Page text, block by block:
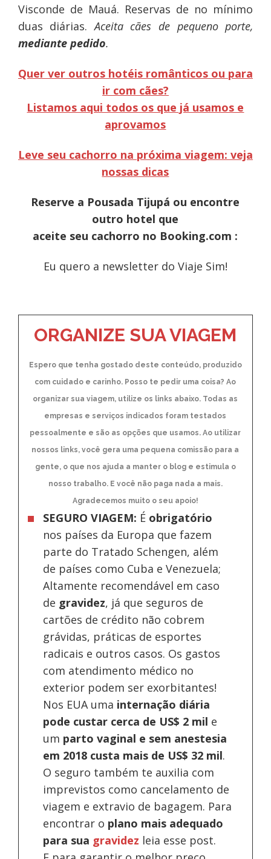
Visconde de Mauá. Reservas de no mínimo
duas diárias.Aceita cães de pequeno porte,
mediante pedido.
Quer ver outros hotéis românticos ou para
ir com cães?
Listamos aqui todos os que já usamos e
aprovamos
Leve seu cachorro na próxima viagem: veja
nossas dicas
Reserve a Pousada Tijupá ou encontre
outro hotel que
aceite seu cachorro no Booking.com :
Eu quero a newsletter do Viaje Sim!
ORGANIZE SUA VIAGEM
Espero que tenha gostado deste conteúdo, produzido
com cuidado e carinho. Posso te pedir uma coisa? Ao
organizar sua viagem, utilize os links abaixo. Todas as
empresas e serviços indicados foram testados
pessoalmente e são as opções que usamos. Ao utilizar
nossos links, você gera uma pequena comissão para a
gente, o que nos ajuda a manter o blog e estimula o
nosso trabalho. E você não paga nada a mais.
Agradecemos muito o seu apoio!
SEGURO VIAGEM: É obrigatório
nos países da Europa que fazem
parte do Tratado Schengen, além
de países como Cuba e Venezuela;
Altamente recomendável em caso
de gravidez, já que seguros de
cartões de crédito não cobrem
grávidas, práticas de esportes
radicais e outros casos. Os gastos
com atendimento médico no
exterior podem ser exorbitantes!
Nos EUA uma internação diária
pode custar cerca de US$ 2 mil e
um parto vaginal e sem anestesia
em 2018 custa mais de US$ 32 mil.
O seguro também te auxilia com
imprevistos como cancelamento de
viagem e extravio de bagagem. Para
encontrar o plano mais adequado
para sua gravidez leia esse post.